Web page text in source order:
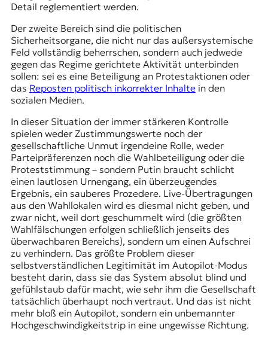
Detail reglementiert werden.
Der zweite Bereich sind die politischen
Sicherheitsorgane, die nicht nur das außersystemische
Feld vollständig beherrschen, sondern auch jedwede
gegen das Regime gerichtete Aktivität unterbinden
sollen: sei es eine Beteiligung an Protestaktionen oder
das Reposten politisch inkorrekter Inhaltein den
sozialen Medien.
In dieser Situation der immer stärkeren Kontrolle
spielen weder Zustimmungswerte noch der
gesellschaftliche Unmut irgendeine Rolle, weder
Parteipräferenzen noch die Wahlbeteiligung oder die
Proteststimmung – sondern Putin braucht schlicht
einen lautlosen Urnengang, ein überzeugendes
Ergebnis, ein sauberes Prozedere. Live-Übertragungen
aus den Wahllokalen wird es diesmal nicht geben, und
zwar nicht, weil dort geschummelt wird (die größten
Wahlfälschungen erfolgen schließlich jenseits des
überwachbaren Bereichs), sondern um einen Aufschrei
zu verhindern. Das größte Problem dieser
selbstverständlichen Legitimität im Autopilot-Modus
besteht darin, dass sie das System absolut blind und
gefühlstaub dafür macht, wie sehr ihm die Gesellschaft
tatsächlich überhaupt noch vertraut. Und das ist nicht
mehr bloß ein Autopilot, sondern ein unbemannter
Hochgeschwindigkeitstrip in eine ungewisse Richtung.